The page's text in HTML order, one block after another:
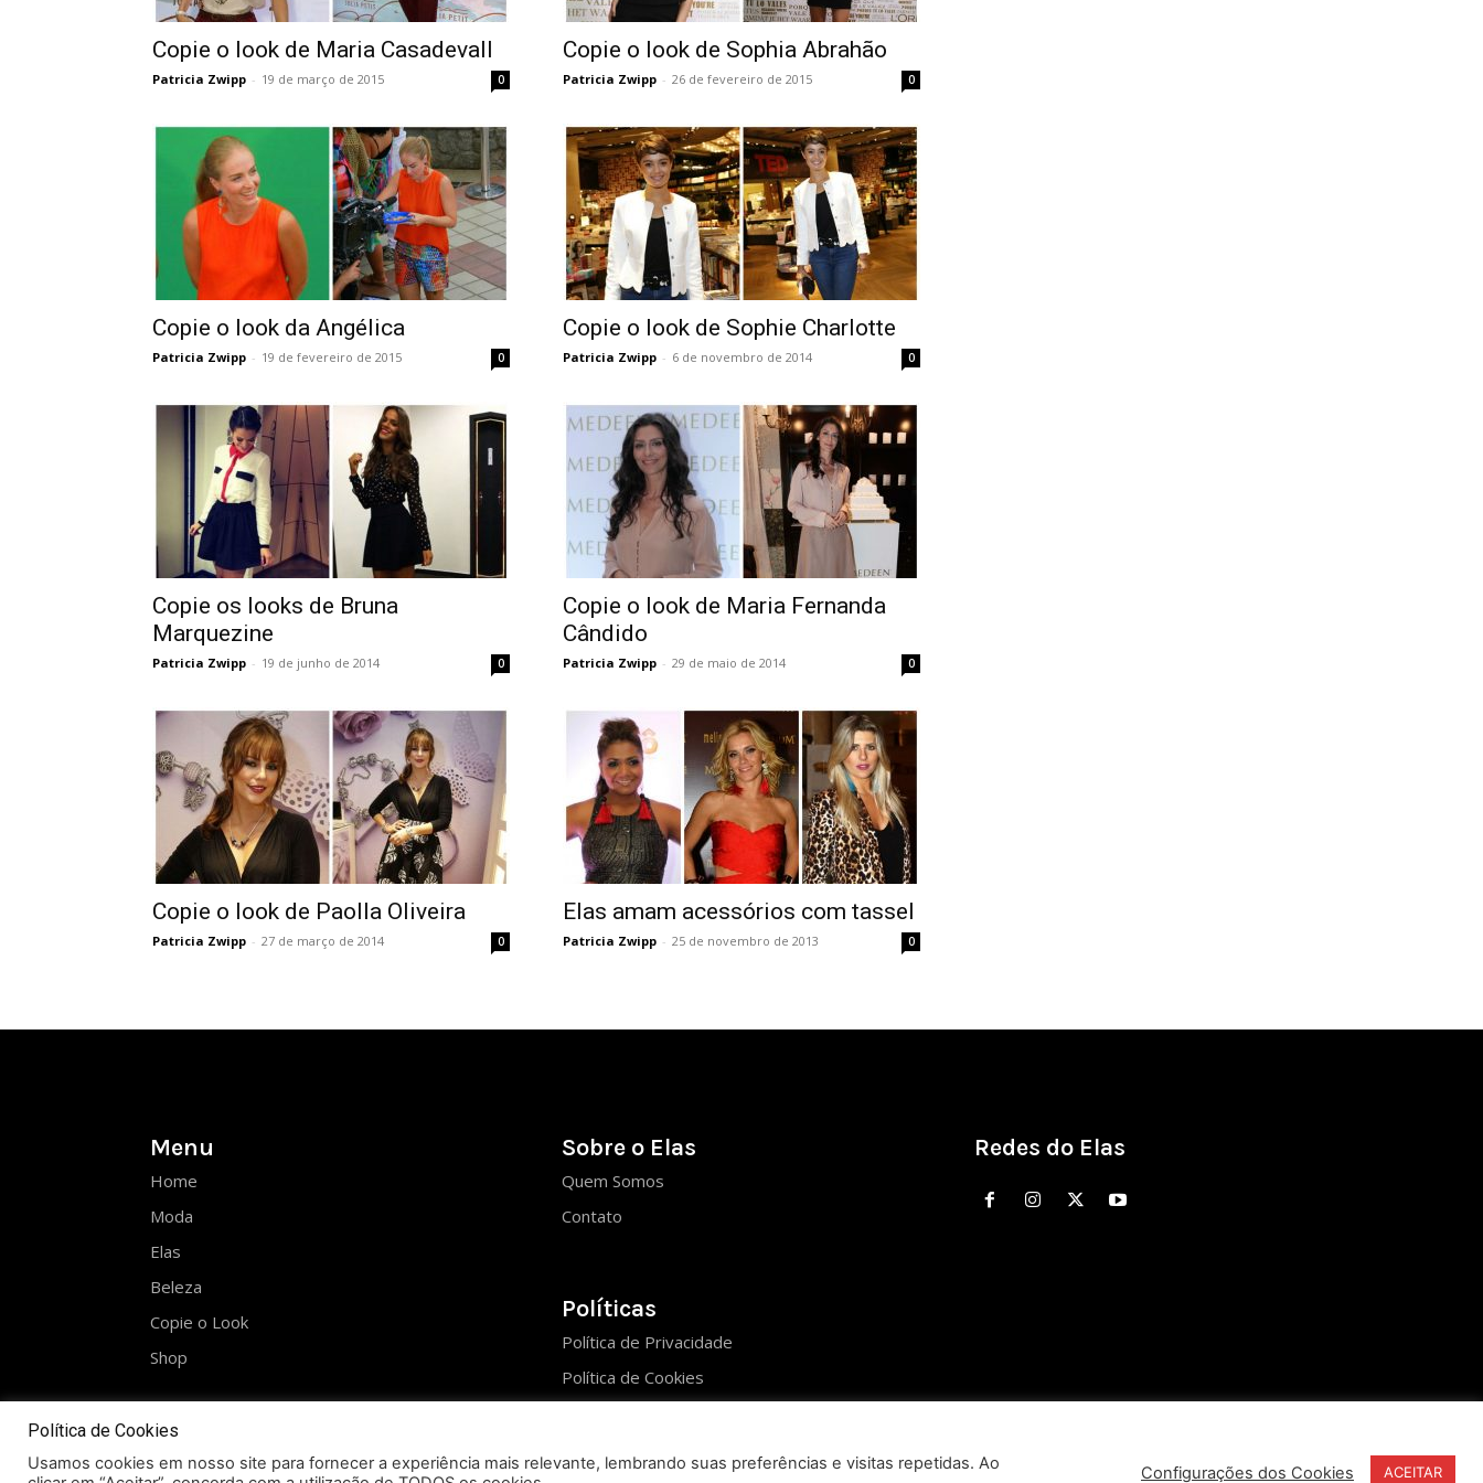
Copie o look de Maria Casadevall
Patricia Zwipp - 19 de março de 2015 0
Copie o look de Sophia Abrahão
Patricia Zwipp - 26 de fevereiro de 2015 0
Copie o look da Angélica
Patricia Zwipp - 19 de fevereiro de 2015 0
Copie o look de Sophie Charlotte
Patricia Zwipp - 6 de novembro de 2014 0
Copie os looks de Bruna
Marquezine
Patricia Zwipp - 19 de junho de 2014 0
Copie o look de Maria Fernanda
Cândido
Patricia Zwipp - 29 de maio de 2014 0
Copie o look de Paolla Oliveira
Patricia Zwipp - 27 de março de 2014 0
Elas amam acessórios com tassel
Patricia Zwipp - 25 de novembro de 2013 0
Menu
Home
Moda
Elas
Beleza
Copie o Look
Shop
Sobre o Elas
Quem Somos
Contato
Políticas
Política de Privacidade
Política de Cookies
Redes do Elas
Política de Cookies
Usamos cookies em nosso site para fornecer a experiência mais relevante, lembrando suas preferências e visitas repetidas. Ao
Configurações dos Cookies ACEITAR